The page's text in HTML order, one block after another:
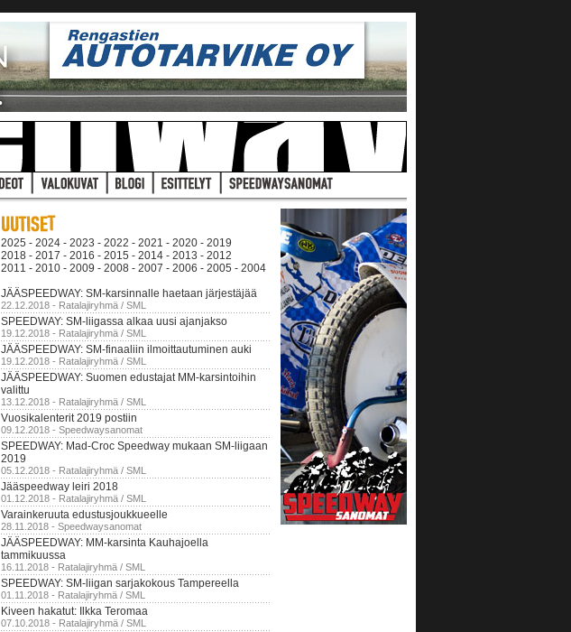
2025 - 2024 - 2023 - 2022 - 2021 - 2020 - 2019
2018 - 2017 - 2016 - 2015 - 2014 - 2013 - 2012
2011 - 2010 - 2009 - 2008 - 2007 - 2006 - 2005 - 2004
JÄÄSPEEDWAY: SM-karsinnalle haetaan järjestäjää
22.12.2018 - Ratalajiryhmä / SML
SPEEDWAY: SM-liigassa alkaa uusi ajanjakso
19.12.2018 - Ratalajiryhmä / SML
JÄÄSPEEDWAY: SM-finaaliin ilmoittautuminen auki
19.12.2018 - Ratalajiryhmä / SML
JÄÄSPEEDWAY: Suomen edustajat MM-karsintoihin
valittu
13.12.2018 - Ratalajiryhmä / SML
Vuosikalenterit 2019 postiin
09.12.2018 - Speedwaysanomat
SPEEDWAY: Mad-Croc Speedway mukaan SM-liigaan
2019
05.12.2018 - Ratalajiryhmä / SML
Jääspeedway leiri 2018
01.12.2018 - Ratalajiryhmä / SML
Varainkeruuta edustusjoukkueelle
28.11.2018 - Speedwaysanomat
JÄÄSPEEDWAY: MM-karsinta Kauhajoella
tammikuussa
16.11.2018 - Ratalajiryhmä / SML
SPEEDWAY: SM-liigan sarjakokous Tampereella
01.11.2018 - Ratalajiryhmä / SML
Kiveen hakatut: Ilkka Teromaa
07.10.2018 - Ratalajiryhmä / SML